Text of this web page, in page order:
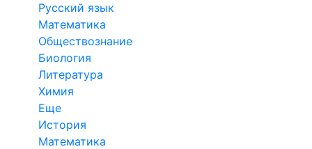
Русский язык
Математика
Обществознание
Биология
Литература
Химия
Еще
История
Математика